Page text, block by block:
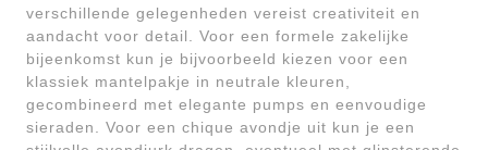
verschillende gelegenheden vereist creativiteit en
aandacht voor detail. Voor een formele zakelijke
bijeenkomst kun je bijvoorbeeld kiezen voor een
klassiek mantelpakje in neutrale kleuren,
gecombineerd met elegante pumps en eenvoudige
sieraden. Voor een chique avondje uit kun je een